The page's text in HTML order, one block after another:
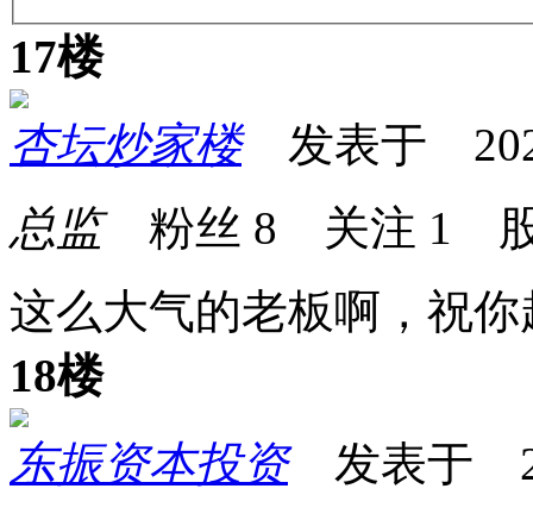
17楼
杏坛炒家楼发表于
总监粉丝 8 关注 1
这么大气的老板啊，祝
18楼
东振资本投资发表于